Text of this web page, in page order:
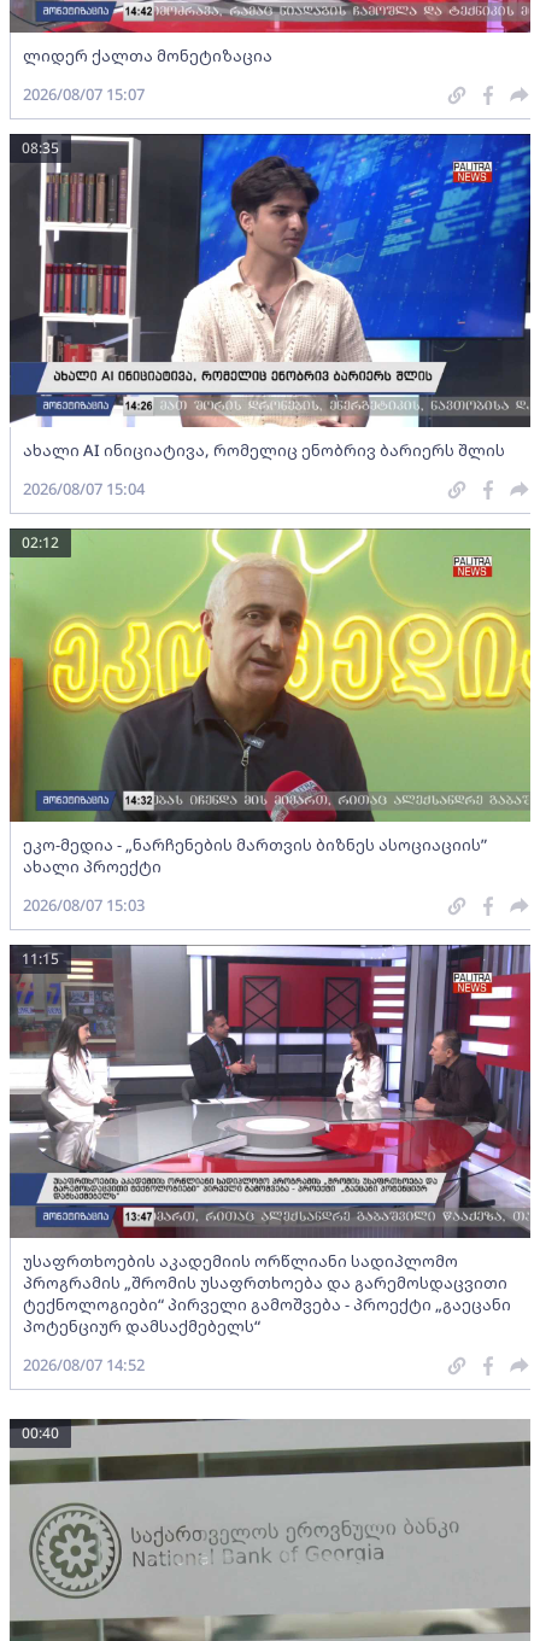
ლიდერ ქალთა მონეტიზაცია
2026/08/07 15:07
ახალი AI ინიციატივა, რომელიც ენობრივ ბარიერს შლის
08:35
2026/08/07 15:04
ეკო-მედია - „ნარჩენების მართვის ბიზნეს ასოციაციის”
ახალი პროექტი
02:12
2026/08/07 15:03
უსაფრთხოების აკადემიის ორწლიანი სადიპლომო
პროგრამის „შრომის უსაფრთხოება და გარემოსდაცვითი
ტექნოლოგიები“ პირველი გამოშვება - პროექტი „გაეცანი
პოტენციურ დამსაქმებელს“
11:15
2026/08/07 14:52
00:40